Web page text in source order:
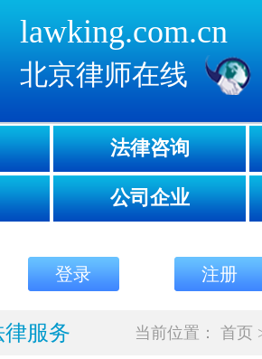
lawking.com.cn
北京律师在线
法律咨询
公司企业
登录 注册
服务 当前位置： 首页